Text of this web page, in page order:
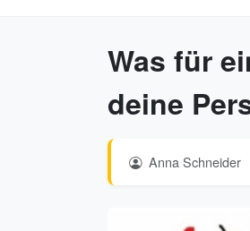
Was für
deine
Anna Schneider